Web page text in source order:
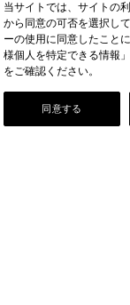
Our Story
当サイトでは、サイトの
から同意の可否を選択し
ーの使用に同意したこと
様個人を特定できる情報
をご確認ください。
同意する